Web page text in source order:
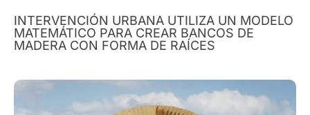
INTERVENCIÓN URBANA UTILIZA UN MODELO
MATEMÁTICO PARA CREAR BANCOS DE
MADERA CON FORMA DE RAÍCES